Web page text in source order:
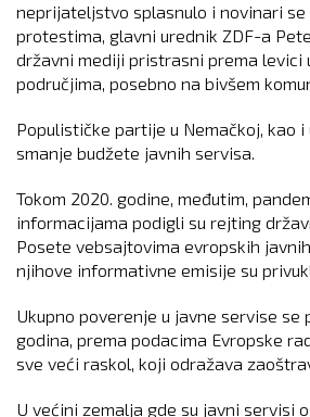
neprijateljstvo splasnulo i novinari
protestima, glavni urednik ZDF-a
državni mediji pristrasni prema levici
područjima, posebno na bivšem
Populističke partije u Nemačkoj, kao
smanje budžete javnih servisa.
Tokom 2020. godine, međutim,
informacijama podigli su rejting
Posete vebsajtovima evropskih
njihove informativne emisije su
Ukupno poverenje u javne servise
godina, prema podacima Evropske
sve veći raskol, koji odražava
U većini zemalja gde su javni servisi